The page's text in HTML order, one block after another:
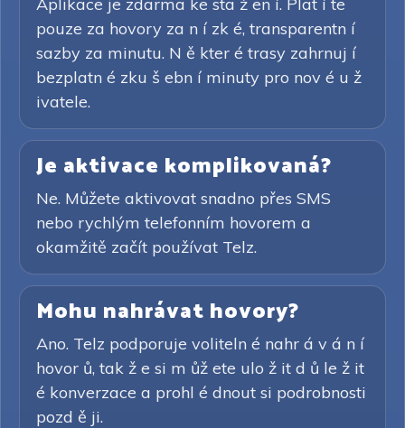
pouze za hovory za n í zk é, transparentn í
sazby za minutu. N ě kter é trasy zahrnuj í
bezplatn é zku š ebn í minuty pro nov é u ž
ivatele.
Je aktivace komplikovaná?
Ne. Můžete aktivovat snadno přes SMS
nebo rychlým telefonním hovorem a
okamžitě začít používat Telz.
Mohu nahrávat hovory?
Ano. Telz podporuje voliteln é nahr á v á n í
hovor ů, tak ž e si m ůž ete ulo ž it d ů le ž it
é konverzace a prohl é dnout si podrobnosti
pozd ě ji.